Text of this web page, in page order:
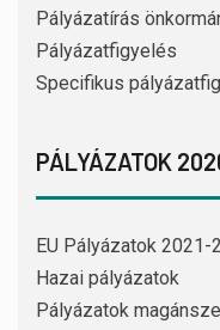
Pályázatírás
Pályázatfigyelés
Specifikus
PÁLYÁZATOK
EU Pályázatok 2021-
Hazai pályázatok
Pályázatok